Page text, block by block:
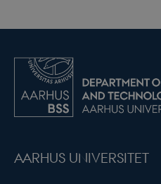
AARHUS UNIVERSITET